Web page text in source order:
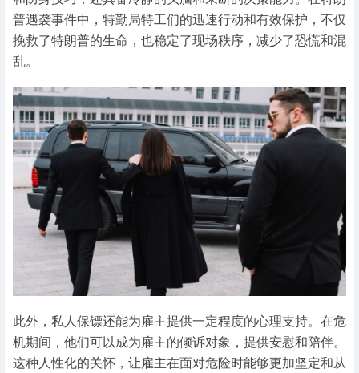
普遇袭事件中，特勤局特工们的迅速行动和有效保护，不仅
挽救了特朗普的生命，也稳定了现场秩序，减少了恐慌和混
乱。
此外，私人保镖还能为雇主提供一定程度的心理支持。在危
机期间，他们可以成为雇主的倾诉对象，提供安慰和陪伴。
这种人性化的关怀，让雇主在面对危险时能够更加坚定和从